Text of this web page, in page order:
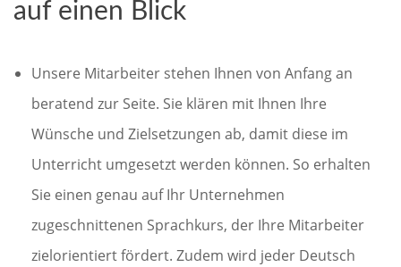
auf einen Blick
Unsere Mitarbeiter stehen Ihnen von Anfang an
beratend zur Seite. Sie klären mit Ihnen Ihre
Wünsche und Zielsetzungen ab, damit diese im
Unterricht umgesetzt werden können. So erhalten
Sie einen genau auf Ihr Unternehmen
zugeschnittenen Sprachkurs, der Ihre Mitarbeiter
zielorientiert fördert. Zudem wird jeder Deutsch